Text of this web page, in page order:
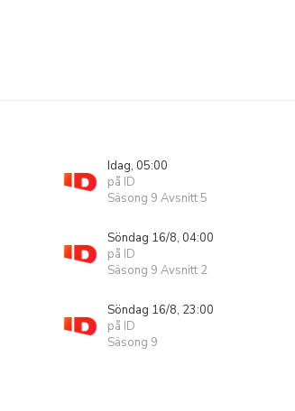
Idag, 05:00
på ID
Säsong 9 Avsnitt 5
Söndag 16/8, 04:00
på ID
Säsong 9 Avsnitt 2
Söndag 16/8, 23:00
på ID
Säsong 9